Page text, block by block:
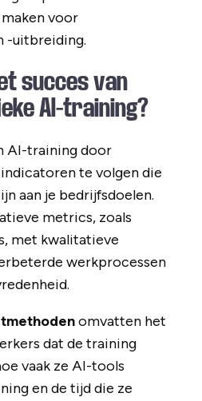
voor
-uitbreiding.
succes van
AI-training?
AI-training door
te volgen die
aan je bedrijfsdoelen.
metrics, zoals
met kwalitatieve
werkprocessen
omvatten het
dat de training
vaak ze AI-tools
en de tijd die ze